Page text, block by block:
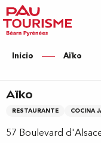
Aller
au
contenu
principal
Inicio Aïko
Aïko
RESTAURANTE COCINA
57 Boulevard